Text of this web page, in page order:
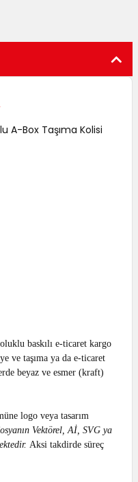
baskılı e-ticaret kargo
ve taşıma ya da e-ticaret
beyaz ve esmer (kraft)
logo veya tasarım
Vektörel, Aİ, SVG ya
Aksi takdirde süreç